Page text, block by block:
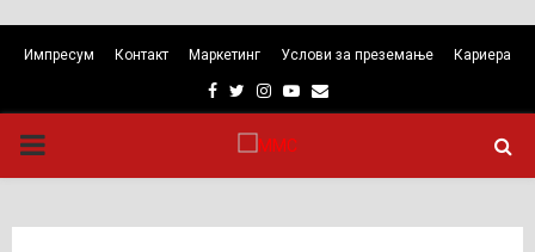
Импресум Контакт Маркетинг Услови за преземање Кариера
Facebook
TwitterInstagram
Youtube
Email
PRIMARY